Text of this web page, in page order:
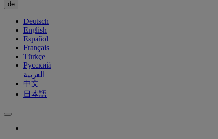
de
Deutsch
English
Español
Français
Türkçe
Русский
العربية
中文
日本語